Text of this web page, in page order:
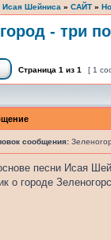
Исая Шейниса » САЙТ »
- три
Страница 1 из 1 [ 1
сообщения:
песни Исая
о городе